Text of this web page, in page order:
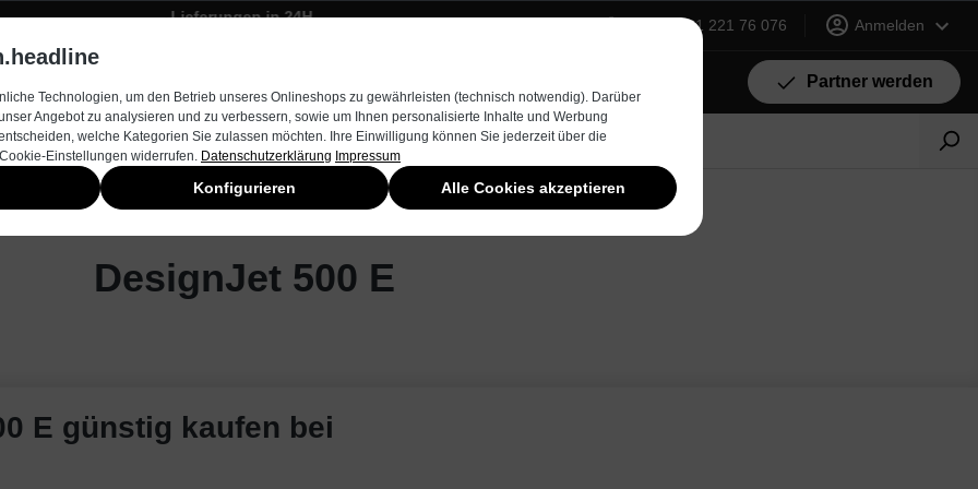
Lieferungen in 24H +49 (0) 231 221 76 076 Anmelden
Partner werden
DesignJet 500 E
E günstig kaufen bei
Technologien, um den Betrieb unseres Onlineshops zu gewährleisten (technisch notwendig). Darüber
Angebot zu analysieren und zu verbessern, sowie um Ihnen personalisierte Inhalte und Werbung
welche Kategorien Sie zulassen möchten. Ihre Einwilligung können Sie jederzeit über die
Einstellungen widerrufen. Datenschutzerklärung Impressum
Konfigurieren Alle Cookies akzeptieren